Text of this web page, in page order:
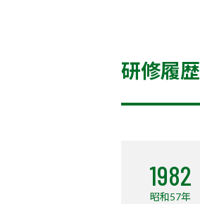
研修履歴
1982
昭和57年